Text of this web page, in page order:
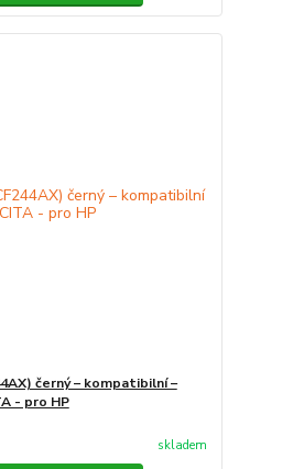
černý – kompatibilní –
- pro HP
skladem